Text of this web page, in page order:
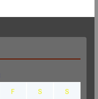
F S
S